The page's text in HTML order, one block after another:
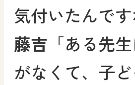
気付いたんです
藤吉 「ある先
がなくて、子